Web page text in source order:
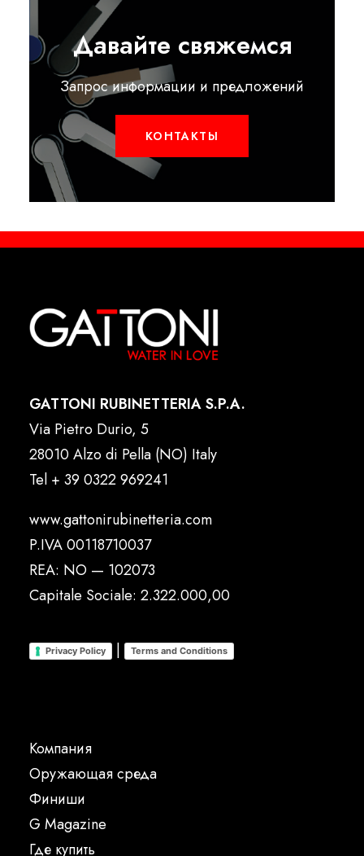
Давайте свяжемся
Запрос информации и предложений
КОНТАКТЫ
GATTONI RUBINETTERIA S.P.A.
Via Pietro Durio, 5
28010 Alzo di Pella (NO) Italy
Tel + 39 0322 969241
www.gattonirubinetteria.com
P.IVA 00118710037
REA: NO — 102073
Capitale Sociale: 2.322.000,00
Privacy Policy | Terms and Conditions
Компания
Oружающая среда
Финиши
G Magazine
Где купить